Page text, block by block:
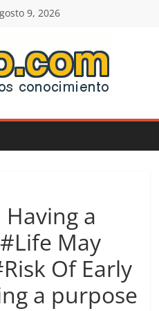
9, 2026
Having a
May
Of Early
a purpose